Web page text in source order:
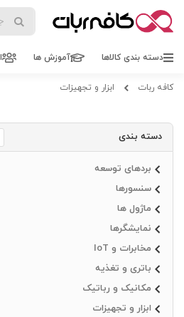
دسته بندی کالاها آموزش ها
کافه ربات ابزار و تجهیزات
دسته بندی
بردهای توسعه
سنسورها
ماژول ها
نمایشگرها
مخابرات و IoT
باتری و تغذیه
مکانیک و رباتیک
ابزار و تجهیزات